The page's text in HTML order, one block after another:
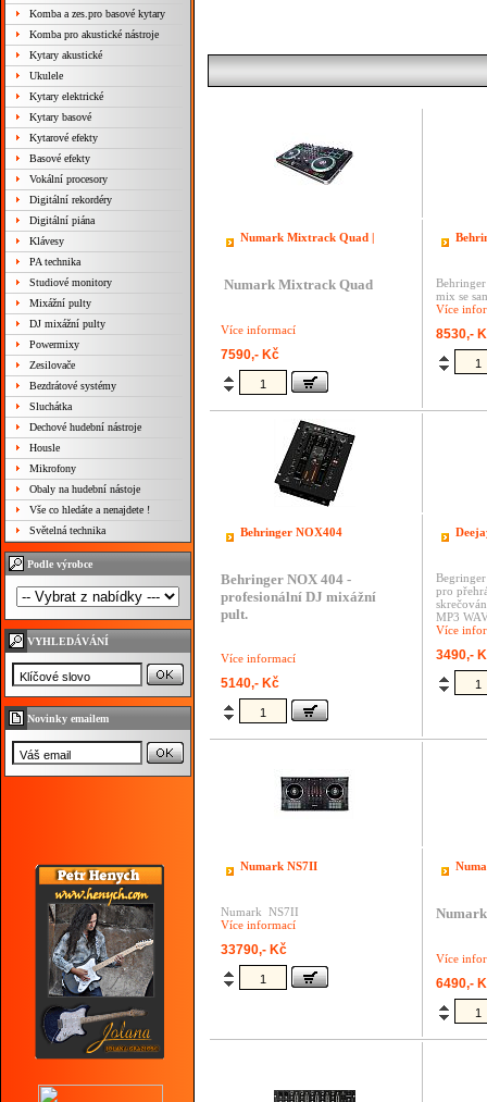
Komba a zes.pro basové kytary
Komba pro akustické nástroje
Kytary akustické
Ukulele
Kytary elektrické
Kytary basové
Kytarové efekty
Basové efekty
Vokální procesory
Digitální rekordéry
Digitální piána
Klávesy
PA technika
Studiové monitory
Mixážní pulty
DJ mixážní pulty
Powermixy
Zesilovače
Bezdrátové systémy
Sluchátka
Dechové hudební nástroje
Housle
Mikrofony
Obaly na hudební nástoje
Vše co hledáte a nenajdete !
Světelná technika
Podle výrobce
VYHLEDÁVÁNÍ
Novinky emailem
Numark Mixtrack Quad |
Numark Mixtrack Quad
Více informací
7590,- Kč
mix se
Více
8530,-
Behringer NOX404
Behringer NOX 404 -
profesionální DJ mixážní
pult.
Více informací
5140,- Kč
pro
MP3
Více
3490,-
Numark NS7II
Numark NS7II
Více informací
33790,- Kč
Více
6490,-